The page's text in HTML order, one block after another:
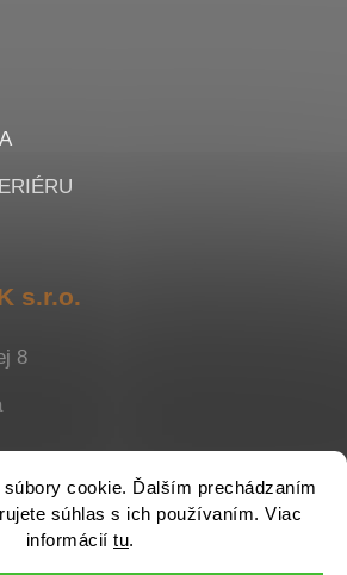
súbory cookie. Ďalším prechádzaním
súhlas s ich používaním. Viac
informácií tu.
s.r.o.
8